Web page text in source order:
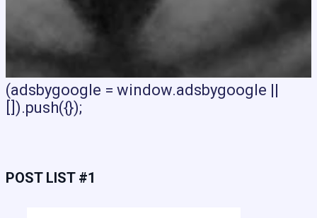
(adsbygoogle = window.adsbygoogle ||
[]).push({});
POST LIST #1